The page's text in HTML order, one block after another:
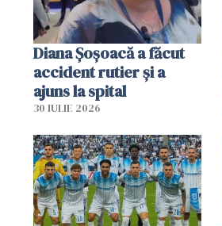
Diana Șoșoacă a făcut
accident rutier și a
ajuns la spital
30 IULIE 2026